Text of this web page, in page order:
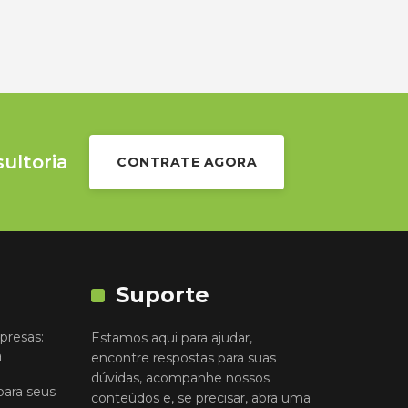
CONTRATE AGORA
seus
Suporte
Estamos aqui para ajudar,
encontre respostas para suas
dúvidas, acompanhe nossos
conteúdos e, se precisar, abra uma